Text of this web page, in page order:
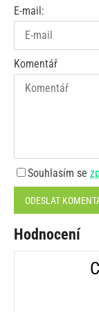
E-mail:
Komentář
Souhlasím se
ODESLAT
Hodnocení